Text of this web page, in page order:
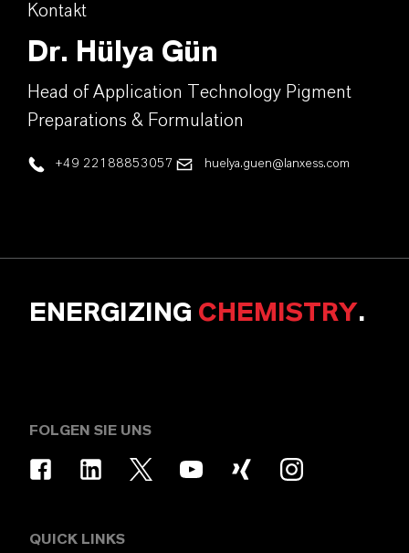
Kontakt
Dr. Hülya Gün
Head of Application Technology Pigment
Preparations & Formulation
+49 22188853057 huelya.guen@lanxess.com
ENERGIZING CHEMISTRY.
FOLGEN SIE UNS
QUICK LINKS